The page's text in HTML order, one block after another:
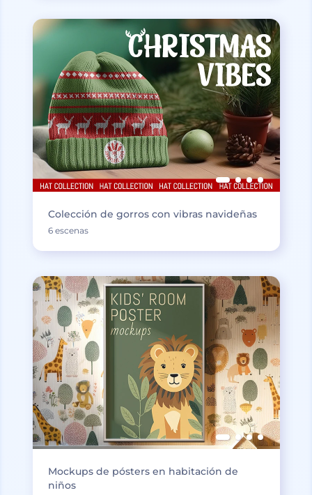
Colección de gorros con vibras navideñas
6 escenas
Mockups de pósters en habitación de
niños